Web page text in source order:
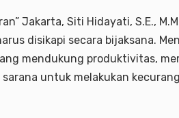
Jakarta, Siti Hidayati, S.E.,
disikapi secara bijaksana.
mendukung produktivitas,
untuk melakukan